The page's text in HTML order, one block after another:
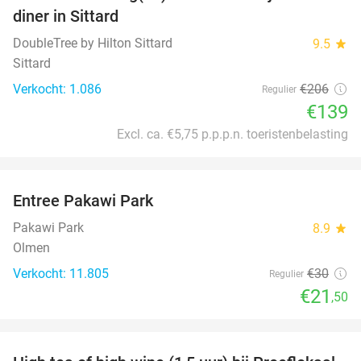
diner in Sittard
DoubleTree by Hilton Sittard 9.5 star
Sittard
Verkocht: 1.086
Regulier €206
€139
Excl. ca. €5,75 p.p.p.n. toeristenbelasting
Entree Pakawi Park
Pakawi Park 8.9 star
Olmen
Verkocht: 11.805
Regulier €30
€21 ,50